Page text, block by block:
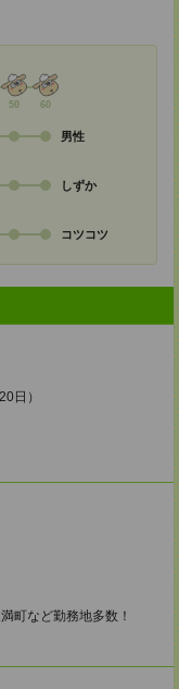
50 60
男性
しずか
コツコツ
日）
町など勤務地多数！